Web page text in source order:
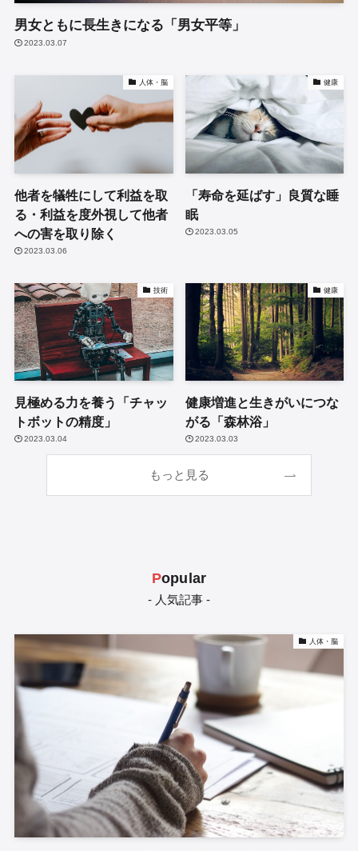
男女ともに長生きになる「男女平等」
2023.03.07
人体・脳
他者を犠牲にして利益を取
る・利益を度外視して他者
への害を取り除く
2023.03.06
健康
「寿命を延ばす」良質な睡
眠
2023.03.05
技術
見極める力を養う「チャッ
トボットの精度」
2023.03.04
健康
健康増進と生きがいにつな
がる「森林浴」
2023.03.03
もっと見る
Popular
- 人気記事 -
人体・脳